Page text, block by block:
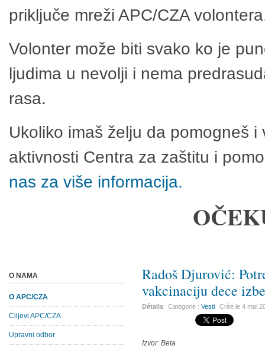
priključe mreži APC/CZA
Volonter može biti svako ko je
ljudima u nevolji i nema
rasa.
Ukoliko imaš želju da pomogneš
aktivnosti Centra za zaštitu i
nas za više informacija.
Radoš Djurović:
vakcinaciju dece
Détails Catégorie :Vesti Créé le4 mai
Izvor: Beta
O NAMA
O APC/CZA
Ciljevi APC/CZA
Upravni odbor